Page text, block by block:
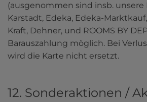
(ausgenommen sind insb. unsere
Karstadt, Edeka, Edeka-
Kraft, Dehner, und ROOMS BY
Barauszahlung möglich. Bei
wird die Karte nicht ersetzt.
12. Sonderaktionen /